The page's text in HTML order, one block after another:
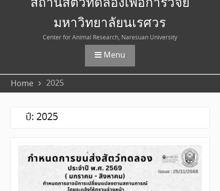
ประกาศอัตราค่าบริการใหม่
สถานสัตว์ทดลองเพื่อการวิจัย
มหาวิทยาลัยนเรศวร
มหาวิทยาลัยนเรศวร
Center for Animal Research, Naresuan University
Menu
Home 2025
ปี: 2025